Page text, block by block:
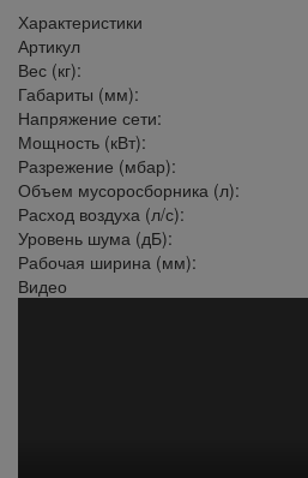
Характеристики
Артикул
Вес (кг):
Габариты (мм):
Напряжение сети:
Мощность (кВт):
Разрежение (мбар):
Объем мусоросборника (л):
Расход воздуха (л/с):
Уровень шума (дБ):
Рабочая ширина (мм):
Видео